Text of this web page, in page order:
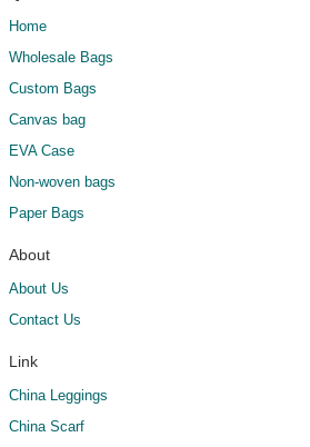
Home
Wholesale Bags
Custom Bags
Canvas bag
EVA Case
Non-woven bags
Paper Bags
About
About Us
Contact Us
Link
China Leggings
China Scarf